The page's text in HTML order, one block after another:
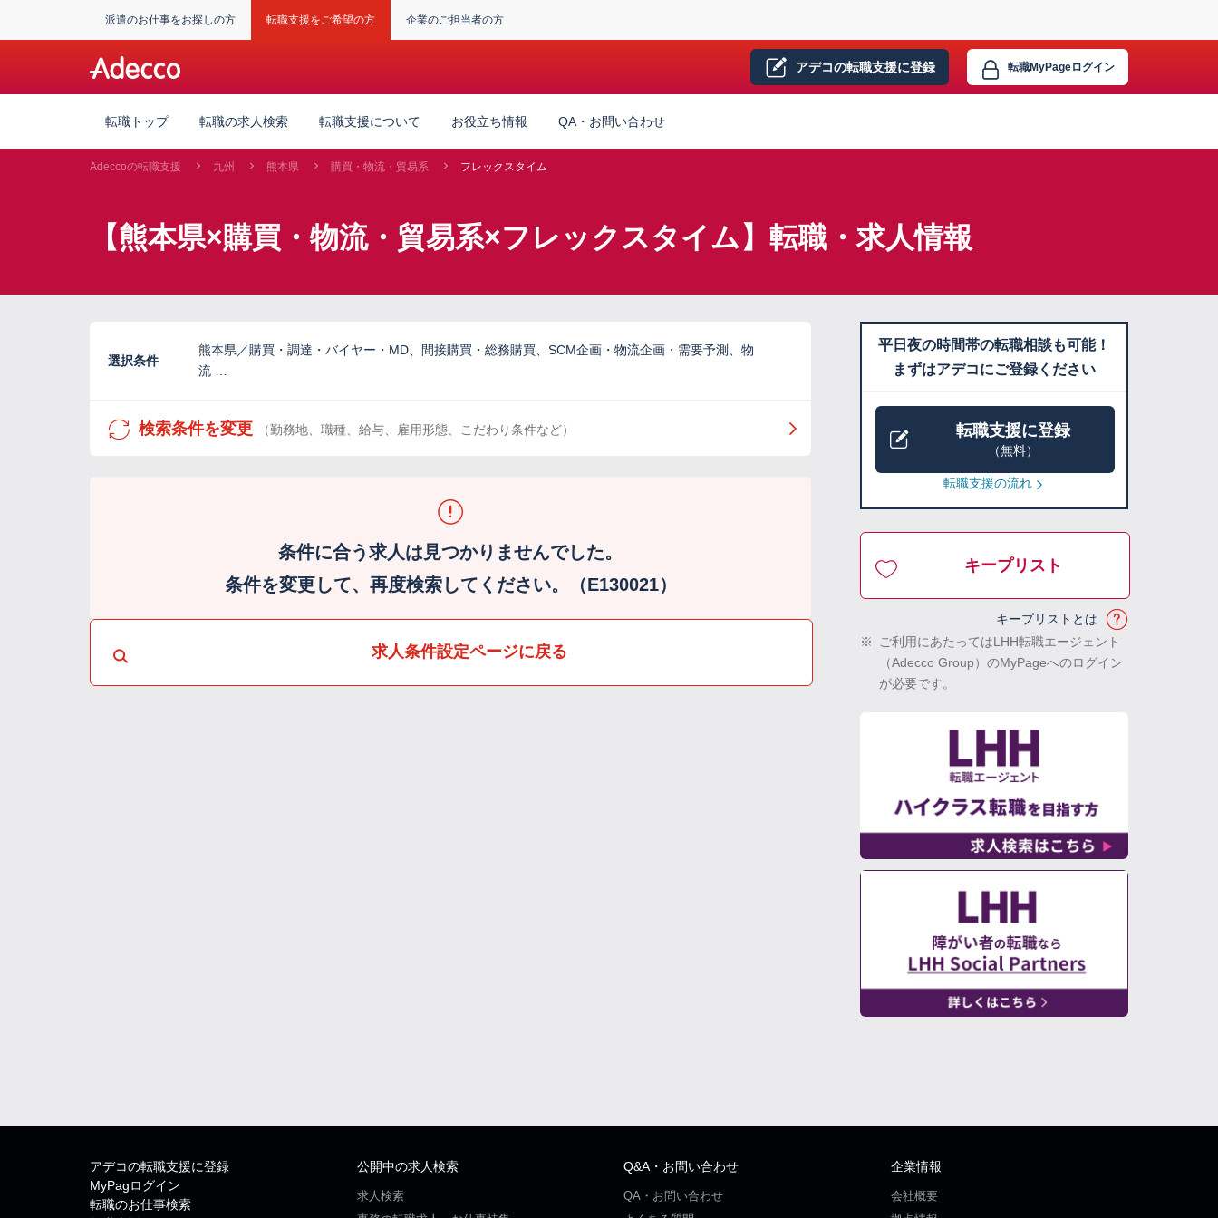
派遣のお仕事をお探しの方 転職支援をご希望の方 企業のご担当者の方
アデコの転職支援に登録 転職MyPageログイン
転職トップ 転職の求人検索 転職支援について お役立ち情報 QA・お問い合わせ
Adeccoの転職支援 九州 熊本県 購買・物流・貿易系 フレックスタイム
【熊本県×購買・物流・貿易系×フレックスタイム】転職・求人情報
選択条件
熊本県／購買・調達・バイヤー・MD、間接購買・総務購買、SCM企画・物流企画・需要予測、物
流 …
検索条件を変更 （勤務地、職種、給与、雇用形態、こだわり条件など）
条件に合う求人は見つかりませんでした。
条件を変更して、再度検索してください。（E130021）
求人条件設定ページに戻る
平日夜の時間帯の転職相談も可能！
まずはアデコにご登録ください
転職支援に登録
（無料）
転職支援の流れ
キープリスト
キープリストとは
※
ご利用にあたってはLHH転職エージェント
（Adecco Group）のMyPageへのログイン
が必要です。
アデコの転職支援に登録
MyPagログイン
転職のお仕事検索
公開中の求人検索
求人検索
Q&A・お問い合わせ
QA・お問い合わせ
企業情報
会社概要